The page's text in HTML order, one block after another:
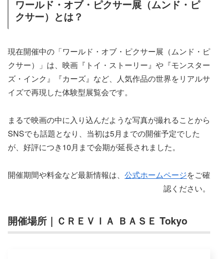
ワールド・オブ・ピクサー展（ムンド・ピ
クサー）とは？
現在開催中の「ワールド・オブ・ピクサー展（ムンド・ピ
クサー）」は、映画『トイ・ストーリー』や『モンスター
ズ・インク』『カーズ』など、人気作品の世界をリアルサ
イズで再現した体験型展覧会です。
まるで映画の中に入り込んだような写真が撮れることから
SNSでも話題となり、当初は5月までの開催予定でした
が、好評につき10月まで会期が延長されました。
開催期間や料金など最新情報は、 公式ホームページをご確
認ください。
開催場所｜ＣＲＥＶＩＡ ＢＡＳＥ Tokyo